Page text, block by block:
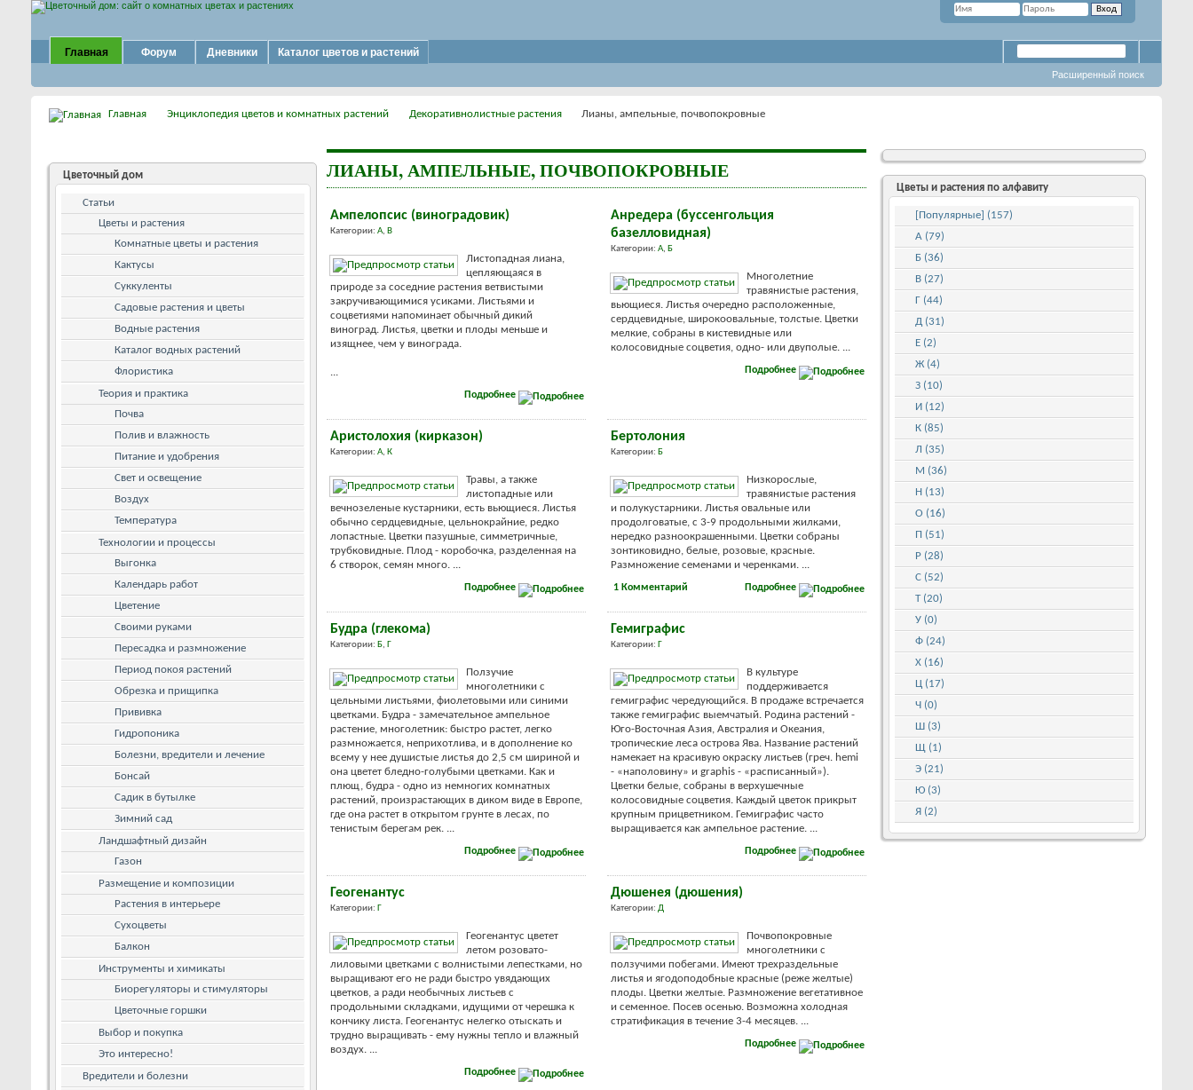
Главная Форум Дневники Каталог цветов и растений
Расширенный поиск
Главная Энциклопедия цветов и комнатных растений Декоративнолистные растения Лианы, ампельные, почвопокровные
ЛИАНЫ, АМПЕЛЬНЫЕ, ПОЧВОПОКРОВНЫЕ
Ампелопсис (виноградовик)
Категории: А, В
Листопадная лиана,
цепляющаяся в
природе за соседние растения ветвистыми
закручивающимися усиками. Листьями и
соцветиями напоминает обычный дикий
виноград. Листья, цветки и плоды меньше и
изящнее, чем у винограда.
Подробнее
Анредера (буссенгольция
базелловидная)
Категории: А, Б
Многолетние
травянистые растения,
вьющиеся. Листья очередно расположенные,
сердцевидные, широкоовальные, толстые. Цветки
мелкие, собраны в кистевидные или
колосовидные соцветия, одно- или двуполые. ...
Подробнее
Аристолохия (кирказон)
Категории: А, К
Травы, а также
листопадные или
вечнозеленые кустарники, есть вьющиеся. Листья
обычно сердцевидные, цельнокрайние, редко
лопастные. Цветки пазушные, симметричные,
трубковидные. Плод - коробочка, разделенная на
6 створок, семян много. ...
Подробнее
Бертолония
Категории: Б
Низкорослые,
травянистые растения
и полукустарники. Листья овальные или
продолговатые, с 3-9 продольными жилками,
нередко разноокрашенными. Цветки собраны
зонтиковидно, белые, розовые, красные.
Размножение семенами и черенками. ...
Подробнее
1 Комментарий
Будра (глекома)
Категории: Б, Г
Ползучие
многолетники с
цельными листьями, фиолетовыми или синими
цветками. Будра - замечательное ампельное
растение, многолетник: быстро растет, легко
размножается, неприхотлива, и в дополнение ко
всему у нее душистые листья до 2,5 см шириной и
она цветет бледно-голубыми цветками. Как и
плющ, будра - одно из немногих комнатных
растений, произрастающих в диком виде в Европе,
где она растет в открытом грунте в лесах, по
тенистым берегам рек. ...
Подробнее
Гемиграфис
Категории: Г
В культуре
поддерживается
гемиграфис чередующийся. В продаже встречается
также гемиграфис выемчатый. Родина растений -
Юго-Восточная Азия, Австралия и Океания,
тропические леса острова Ява. Название растений
намекает на красивую окраску листьев (греч. hemi
- «наполовину» и graphis - «расписанный»).
Цветки белые, собраны в верхушечные
колосовидные соцветия. Каждый цветок прикрыт
крупным прицветником. Гемиграфис часто
выращивается как ампельное растение. ...
Подробнее
Геогенантус
Категории: Г
Геогенантус цветет
летом розовато-
лиловыми цветками с волнистыми лепестками, но
выращивают его не ради быстро увядающих
цветков, а ради необычных листьев с
продольными складками, идущими от черешка к
кончику листа. Геогенантус нелегко отыскать и
трудно выращивать - ему нужны тепло и влажный
воздух. ...
Подробнее
Дюшенея (дюшения)
Категории: Д
Почвопокровные
многолетники с
ползучими побегами. Имеют трехраздельные
листья и ягодоподобные красные (реже желтые)
плоды. Цветки желтые. Размножение вегетативное
и семенное. Посев осенью. Возможна холодная
стратификация в течение 3-4 месяцев. ...
Подробнее
Цветы и растения по алфавиту
[Популярные] (157)
А (79)
Б (36)
В (27)
Г (44)
Д (31)
Е (2)
Ж (4)
З (10)
И (12)
К (85)
Л (35)
М (36)
Н (13)
О (16)
П (51)
Р (28)
С (52)
Т (20)
У (0)
Ф (24)
Х (16)
Ц (17)
Ч (0)
Ш (3)
Щ (1)
Э (21)
Ю (3)
Я (2)
Цветочный дом
Статьи
Цветы и растения
Комнатные цветы и растения
Кактусы
Суккуленты
Садовые растения и цветы
Водные растения
Каталог водных растений
Флористика
Теория и практика
Почва
Полив и влажность
Питание и удобрения
Свет и освещение
Воздух
Температура
Технологии и процессы
Выгонка
Календарь работ
Цветение
Своими руками
Пересадка и размножение
Период покоя растений
Обрезка и прищипка
Прививка
Гидропоника
Болезни, вредители и лечение
Бонсай
Садик в бутылке
Зимний сад
Ландшафтный дизайн
Газон
Размещение и композиции
Растения в интерьере
Сухоцветы
Балкон
Инструменты и химикаты
Биорегуляторы и стимуляторы
Цветочные горшки
Выбор и покупка
Это интересно!
Вредители и болезни